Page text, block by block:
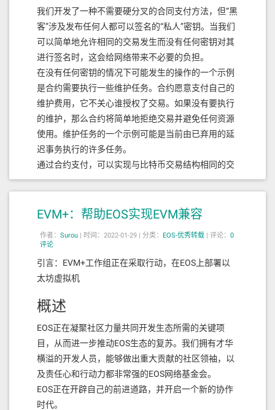
我们开发了一种不需要硬分叉的合同支付方法，但“黑
客”涉及发布任何人都可以签名的“私人”密钥。当我们
可以简单地允许相同的交易发生而没有任何密钥对其
进行签名时，这会给网络带来不必要的负担。
在没有任何密钥的情况下可能发生的操作的一个示例
是合约需要执行一些维护任务。合约愿意支付自己的
维护费用，它不关心谁授权了交易。如果没有要执行
的维护，那么合约将简单地拒绝交易并避免任何资源
使用。维护任务的一个示例可能是当前由已弃用的延
迟事务执行的许多任务。
通过合约支付，可以实现与比特币交易结构相同的交
易。这消除了那些只想将 EOS 用作货币的人的帐户创
您的隐私受到资源系统的损害。虽然这些事情将通过
围。
有关合同付款的更多信息，请点击此处。
3. 增强的可配置区块链参数
这个硬分叉功能使添加/删除/配置未来的目标功能变
的本机内在函数，合约可以调用一个内在函数。这允
许合约根据特征的存在或配置参数的值进行有条件的
操作。此功能主要在 EOSIO 2.1 中实现，但经过审
查，Clarionos 团队得出结论，需要进行一些小调整以
确保更一致的操作。
EVM+：帮助EOS实现EVM兼容
作者： Surou | 时间：2022-01-29 | 分类： EOS-优秀转载 | 评论： 0
评论
引言：EVM+工作组正在采取行动，在EOS上部署以
太坊虚拟机
概述
EOS正在凝聚社区力量共同开发生态所需的关键项
目，从而进一步推动EOS生态的复苏。我们拥有才华
横溢的开发人员，能够做出重大贡献的社区领袖，以
及责任心和行动力都非常强的EOS网络基金会。
EOS正在开辟自己的前进道路，并开启一个新的协作
时代。